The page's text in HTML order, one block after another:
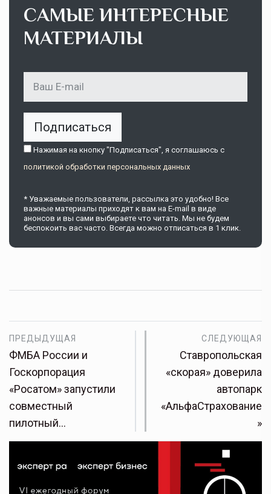
САМЫЕ ИНТЕРЕСНЫЕ
МАТЕРИАЛЫ
Подписаться
Нажимая на кнопку "Подписаться", я соглашаюсь c
политикой обработки персональных данных
* Уважаемые пользователи, рассылка это удобно! Все
важные материалы приходят к вам на E-mail в виде
анонсов и вы сами выбираете что читать. Мы не будем
беспокоить вас часто. Всегда можно отписаться в 1 клик.
ПРЕДЫДУЩАЯ
ФМБА России и
Госкорпорация
«Росатом» запустили
совместный
пилотный…
СЛЕДУЮЩАЯ
Ставропольская
«скорая» доверила
автопарк
«АльфаСтрахование
»